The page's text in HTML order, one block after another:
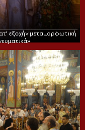
εξοχήν μεταμορφωτική